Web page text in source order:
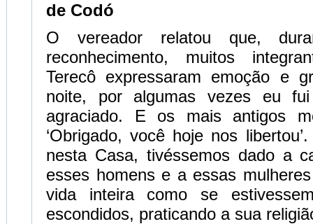
de Codó
O vereador relatou que,
reconhecimento, muitos
Terecô expressaram emoção e
noite, por algumas vezes eu
agraciado. E os mais antigos
‘Obrigado, você hoje nos
nesta Casa, tivéssemos dado a
esses homens e a essas
vida inteira como se
escondidos, praticando a sua